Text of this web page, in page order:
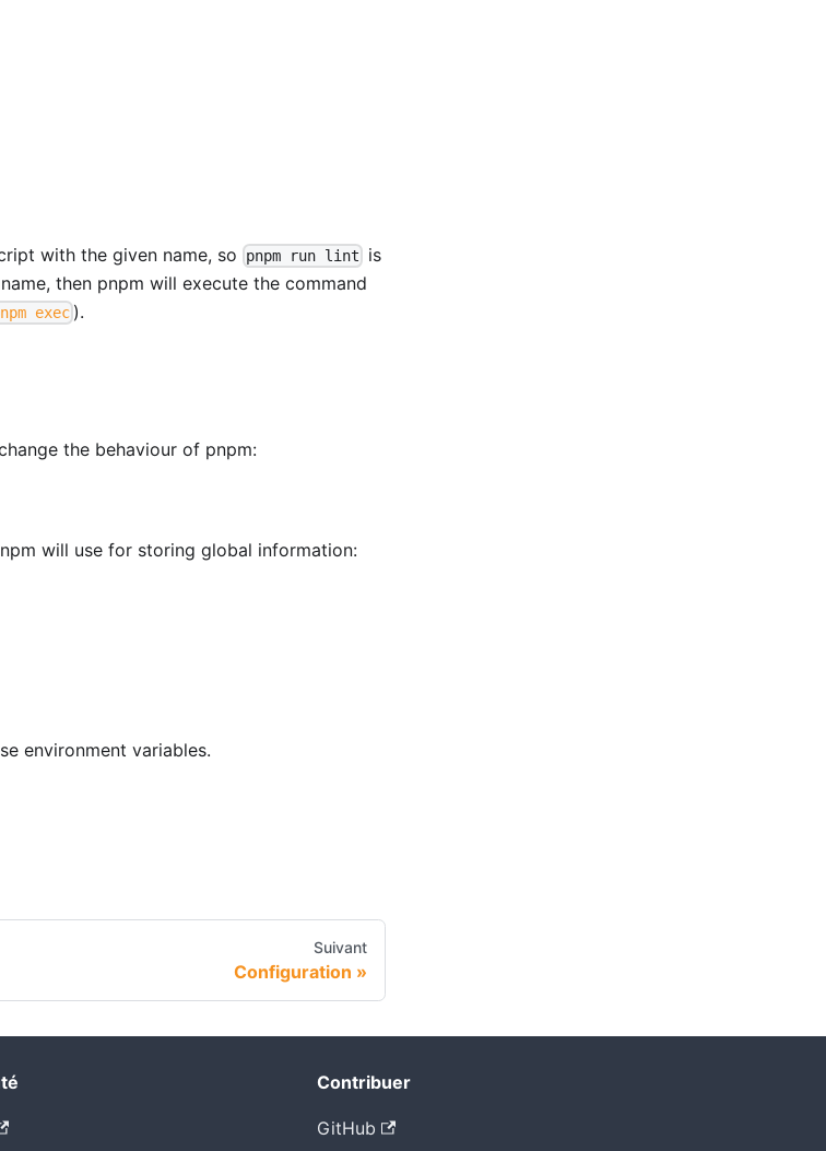
with the given name, so pnpm run lint
is
then pnpm will execute the command
exec).
the behaviour of pnpm:
will use for storing global information:
environment variables.
Suivant
Configuration
Contribuer
GitHub